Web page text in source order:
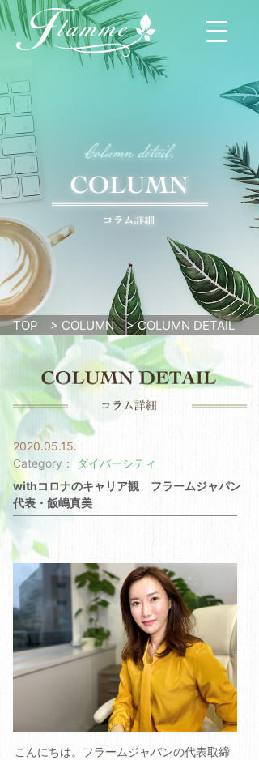
TOP > COLUMN>COLUMN DETAIL
2020.05.15.
Category：
ダイバーシティ
withコロナのキャリア観 フラームジャパン
代表・飯嶋真美
こんにちは。フラームジャパンの代表取締